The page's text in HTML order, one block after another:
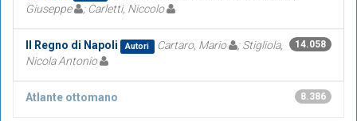
Giuseppe
; Carletti, Niccolo
14.058
Il Regno di Napoli Autori Cartaro, Mario
; Stigliola,
Nicola Antonio
8.386
Atlante ottomano